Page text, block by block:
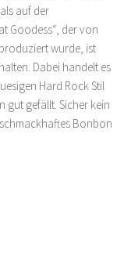
auf der
Goodess“, der von
wurde, ist
Dabei handelt es
Hard Rock Stil
gut gefällt. Sicher kein
Bonbon